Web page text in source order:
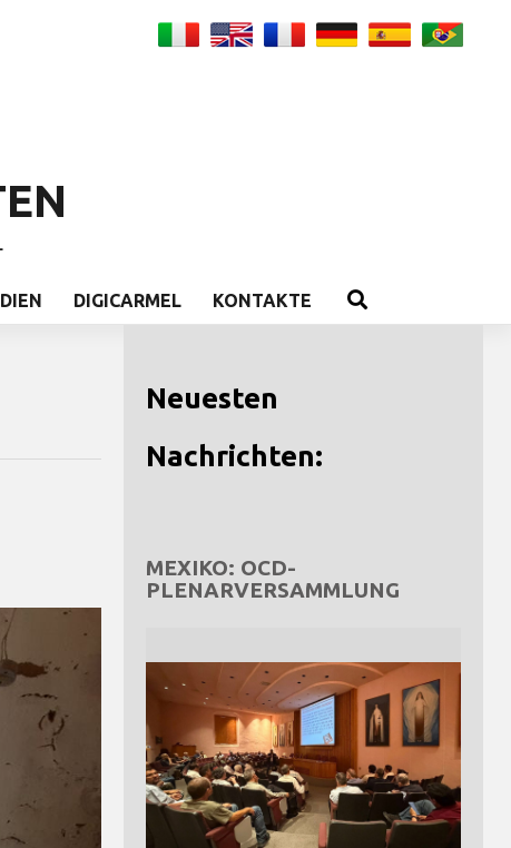
DIGICARMEL KONTAKTE
Neuesten
Nachrichten:
MEXIKO: OCD-
PLENARVERSAMMLUNG